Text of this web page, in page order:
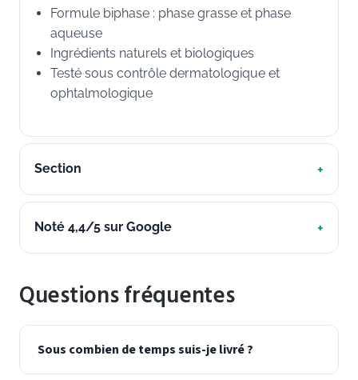
Formule biphase : phase grasse et phase
aqueuse
Ingrédients naturels et biologiques
Testé sous contrôle dermatologique et
ophtalmologique
Section
Noté 4,4/5 sur Google
Questions fréquentes
Sous combien de temps suis-je livré ?